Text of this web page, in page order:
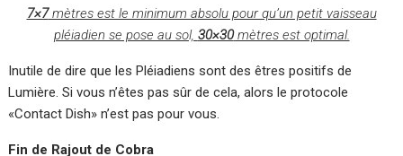
7×7mètres est le minimum absolu pour qu’un petit vaisseau
pléiadien se pose au sol, 30×30mètres est optimal.
Inutile de dire que les Pléiadiens sont des êtres positifs de
Lumière. Si vous n’êtes pas sûr de cela, alors le protocole
«Contact Dish» n’est pas pour vous.
Fin de Rajout de Cobra